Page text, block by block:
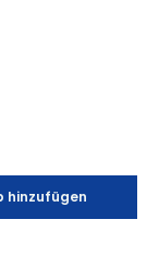
hinzufügen